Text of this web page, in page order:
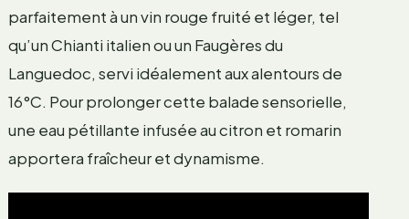
parfaitement à un vin rouge fruité et léger, tel
qu’un Chianti italien ou un Faugères du
Languedoc, servi idéalement aux alentours de
16°C. Pour prolonger cette balade sensorielle,
une eau pétillante infusée au citron et romarin
apportera fraîcheur et dynamisme.